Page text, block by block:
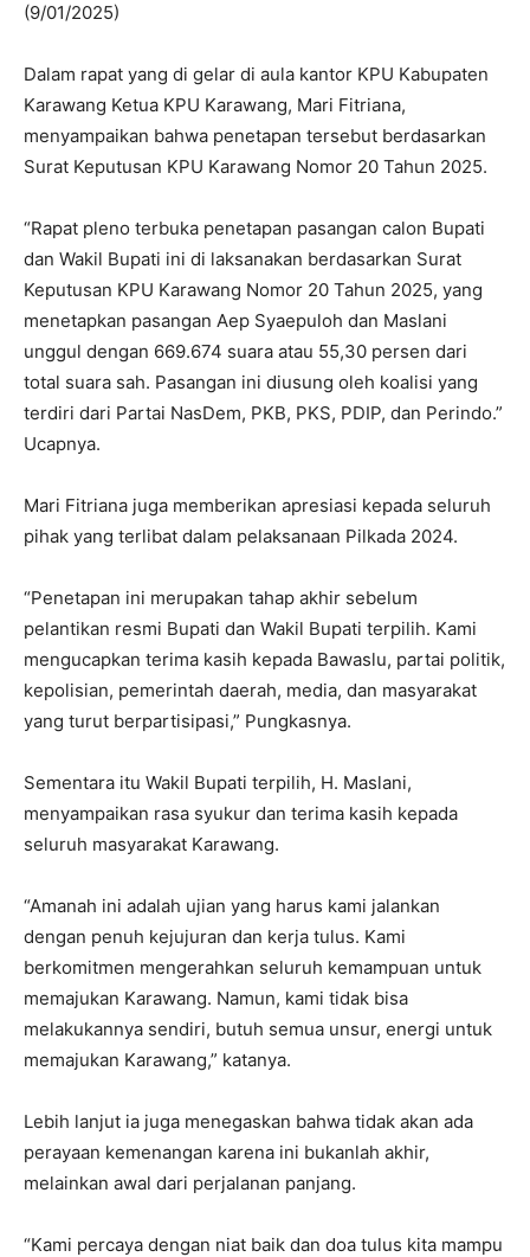
(9/01/2025)
Dalam rapat yang di gelar di aula kantor KPU Kabupaten
Karawang Ketua KPU Karawang, Mari Fitriana,
menyampaikan bahwa penetapan tersebut berdasarkan
Surat Keputusan KPU Karawang Nomor 20 Tahun 2025.
“Rapat pleno terbuka penetapan pasangan calon Bupati
dan Wakil Bupati ini di laksanakan berdasarkan Surat
Keputusan KPU Karawang Nomor 20 Tahun 2025, yang
menetapkan pasangan Aep Syaepuloh dan Maslani
unggul dengan 669.674 suara atau 55,30 persen dari
total suara sah. Pasangan ini diusung oleh koalisi yang
terdiri dari Partai NasDem, PKB, PKS, PDIP, dan Perindo.”
Ucapnya.
Mari Fitriana juga memberikan apresiasi kepada seluruh
pihak yang terlibat dalam pelaksanaan Pilkada 2024.
“Penetapan ini merupakan tahap akhir sebelum
pelantikan resmi Bupati dan Wakil Bupati terpilih. Kami
mengucapkan terima kasih kepada Bawaslu, partai politik,
kepolisian, pemerintah daerah, media, dan masyarakat
yang turut berpartisipasi,” Pungkasnya.
Sementara itu Wakil Bupati terpilih, H. Maslani,
menyampaikan rasa syukur dan terima kasih kepada
seluruh masyarakat Karawang.
“Amanah ini adalah ujian yang harus kami jalankan
dengan penuh kejujuran dan kerja tulus. Kami
berkomitmen mengerahkan seluruh kemampuan untuk
memajukan Karawang. Namun, kami tidak bisa
melakukannya sendiri, butuh semua unsur, energi untuk
memajukan Karawang,” katanya.
Lebih lanjut ia juga menegaskan bahwa tidak akan ada
perayaan kemenangan karena ini bukanlah akhir,
melainkan awal dari perjalanan panjang.
“Kami percaya dengan niat baik dan doa tulus kita mampu